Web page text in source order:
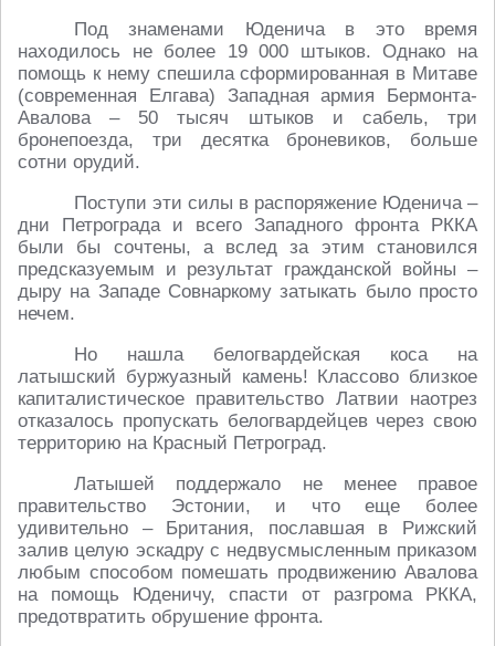
Под знаменами Юденича в это время
находилось не более 19 000 штыков. Однако на
помощь к нему спешила сформированная в Митаве
(современная Елгава) Западная армия Бермонта-
Авалова – 50 тысяч штыков и сабель, три
бронепоезда, три десятка броневиков, больше
сотни орудий.
Поступи эти силы в распоряжение Юденича –
дни Петрограда и всего Западного фронта РККА
были бы сочтены, а вслед за этим становился
предсказуемым и результат гражданской войны –
дыру на Западе Совнаркому затыкать было просто
нечем.
Но нашла белогвардейская коса на
латышский буржуазный камень! Классово близкое
капиталистическое правительство Латвии наотрез
отказалось пропускать белогвардейцев через свою
территорию на Красный Петроград.
Латышей поддержало не менее правое
правительство Эстонии, и что еще более
удивительно – Британия, пославшая в Рижский
залив целую эскадру с недвусмысленным приказом
любым способом помешать продвижению Авалова
на помощь Юденичу, спасти от разгрома РККА,
предотвратить обрушение фронта.